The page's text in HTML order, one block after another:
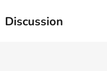
Discussion